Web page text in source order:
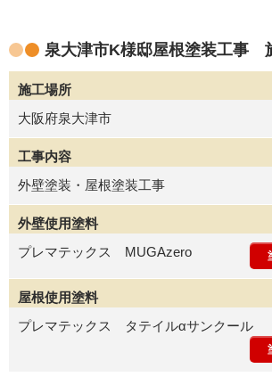
泉大津市K様邸屋根塗装工事
施工場所
大阪府泉大津市
工事内容
外壁塗装・屋根塗装工事
外壁使用塗料
プレマテックス MUGAzero
屋根使用塗料
プレマテックス タテイルαサンクール